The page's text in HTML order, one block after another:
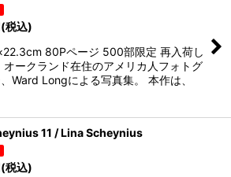
(税込)
80Pページ 500部限定 再入荷し
オークランド在住のアメリカ人フォトグ
Ward Longによる写真集。 本作は、
11 / Lina Scheynius
(税込)